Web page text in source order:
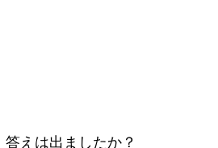
答えは出ましたか？